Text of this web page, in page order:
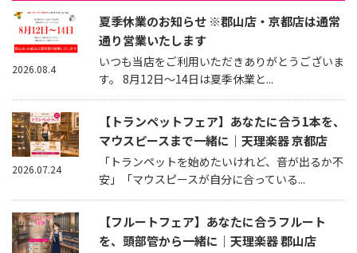
夏季休業のお知らせ ※郡山店・京都店は通常
通り営業いたします
いつも当店をご利用いただきありがとうございま
す。 8月12日～14日は夏季休業と...
2026.08.4
【トランペットフェア】あなたに合う1本を、
マウスピースまで一緒に｜天理楽器 京都店
「トランペットを始めたいけれど、音が出るか不
安」「マウスピースが自分に合っている...
2026.07.24
【フルートフェア】あなたに合うフルート
を、頭部管から一緒に｜天理楽器 郡山店